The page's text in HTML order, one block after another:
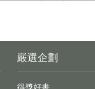
嚴選企劃